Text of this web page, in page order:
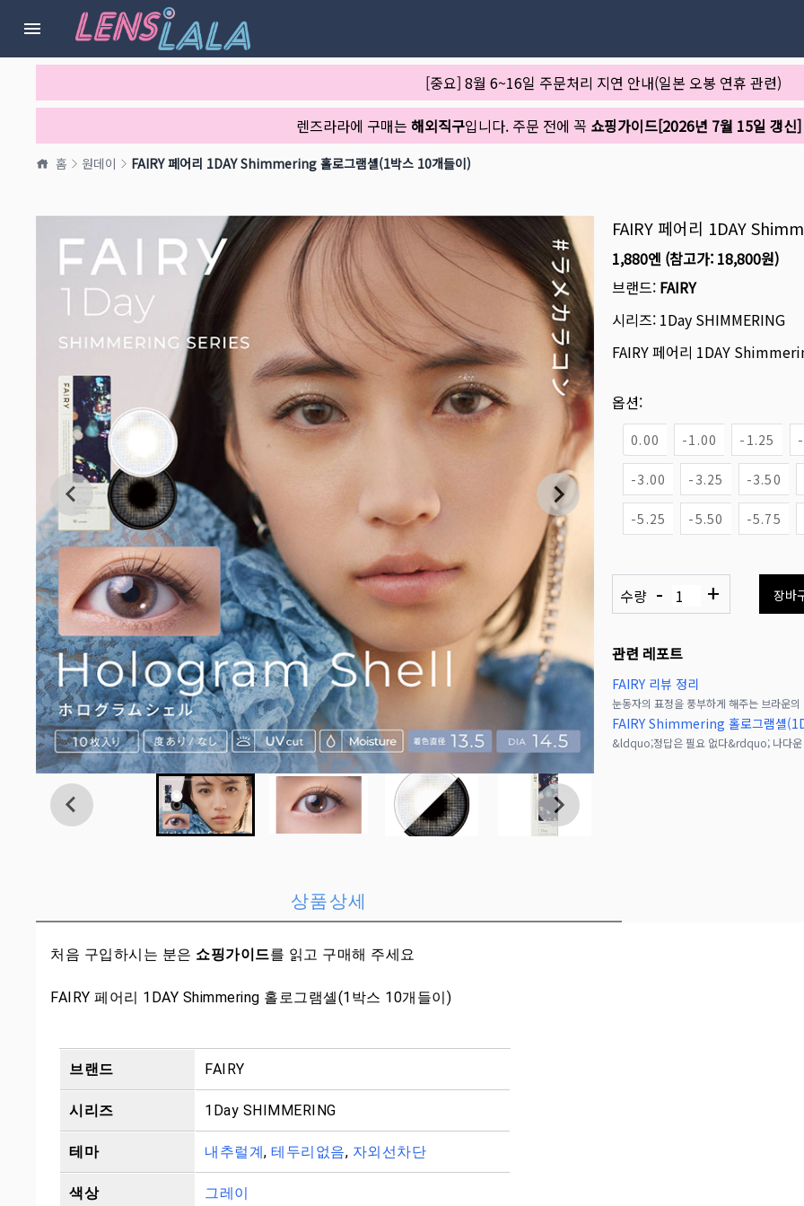
[중요] 8월 6~16일 주문처리 지연 안내(일본 오봉 연휴 관련)
렌즈라라에 구매는 해외직구입니다. 주문 전에 꼭 쇼핑가이드[2026년 7월 15일 갱신]
홈 원데이 FAIRY 페어리 1DAY Shimmering 홀로그램셸(1박스 10개들이)
FAIRY 페어리 1DAY
1,880엔 (참고가: 18,800원)
브랜드: FAIRY
시리즈: 1Day SHIMMERING
FAIRY 페어리 1DAY
옵션:
0.00 -1.00 -1.25
-3.00 -3.25 -3.50
-5.25 -5.50 -5.75
수량 - + 장바
관련 레포트
FAIRY 리뷰 정리
FAIRY Shimmering 홀로그램셸
상품상세
처음 구입하시는 분은 쇼핑가이드를 읽고 구매해 주세요
FAIRY 페어리 1DAY Shimmering 홀로그램셸(1박스 10개들이)
브랜드 FAIRY
시리즈 1Day SHIMMERING
테마 내추럴계, 테두리없음, 자외선차단
색상 그레이